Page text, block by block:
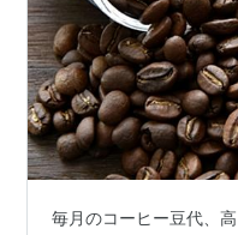
毎月のコーヒー豆代、